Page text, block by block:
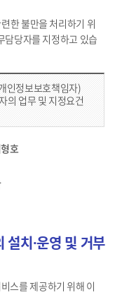
한 불만을 처리하기 위
담당자를 지정하고 있습
인정보보호책임자)
의 업무 및 지정요건
호
설치·운영 및 거부
스를 제공하기 위해 이